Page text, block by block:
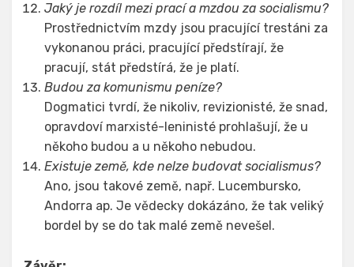
Jaký je rozdíl mezi prací a mzdou za socialismu?
Prostřednictvím mzdy jsou pracující trestáni za
vykonanou práci, pracující předstírají, že
pracují, stát předstírá, že je platí.
Budou za komunismu peníze?
Dogmatici tvrdí, že nikoliv, revizionisté, že snad,
opravdoví marxisté-leninisté prohlašují, že u
někoho budou a u někoho nebudou.
Existuje země, kde nelze budovat socialismus?
Ano, jsou takové země, např. Lucembursko,
Andorra ap. Je vědecky dokázáno, že tak veliký
bordel by se do tak malé země nevešel.